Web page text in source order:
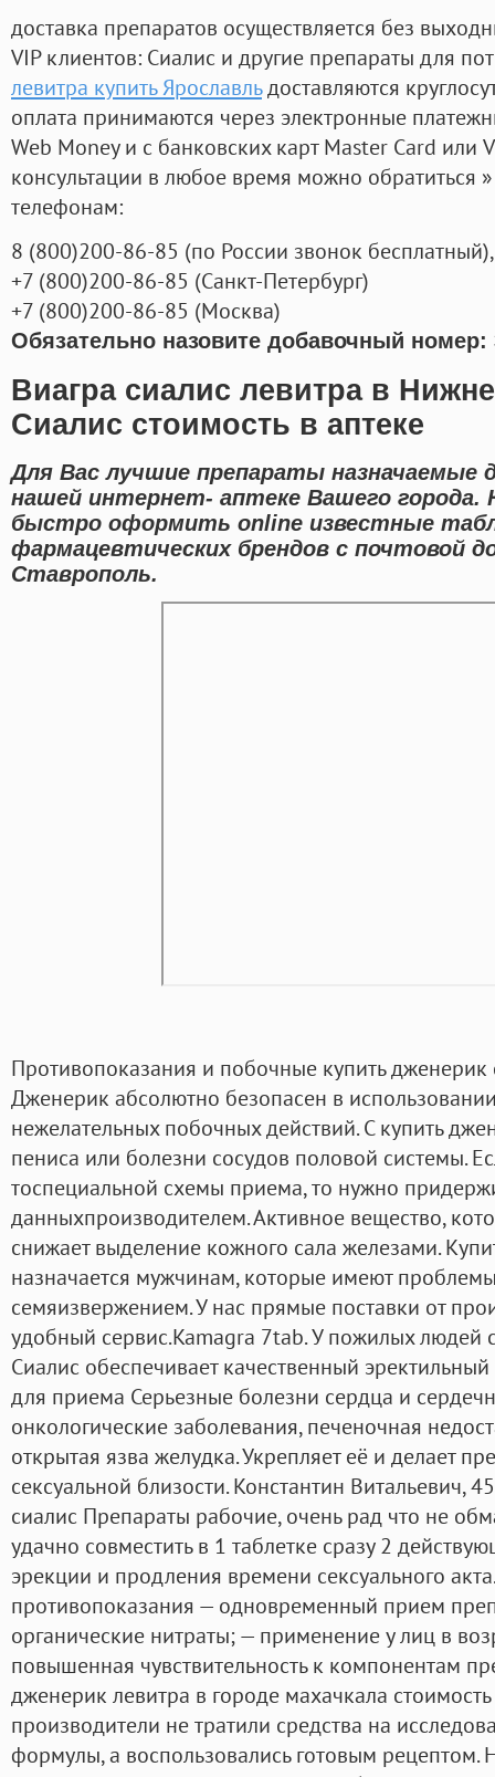
доставка препаратов осуществляется без
VIP клиентов: Сиалис и другие препараты для
левитра купить Ярославльдоставляются
оплата принимаются через электронные
Web Money и с банковских карт Master Card или
консультации в любое время можно обратиться
телефонам:
8 (800)200-86-85 (по России звонок бесплатный),
+7 (800)200-86-85 (Санкт-Петербург)
+7 (800)200-86-85 (Москва)
Обязательно назовите добавочный номер:
Виагра сиалис левитра в
Сиалис стоимость в аптеке
Для Вас лучшие препараты назначаемые
нашей интернет- аптеке Вашего
быстро оформить online известные
фармацевтических брендов с почтовой
Ставрополь.
Противопоказания и побочные купить
Дженерик абсолютно безопасен в
нежелательных побочных действий. С купить
пениса или болезни сосудов половой системы.
тоспециальной схемы приема, то нужно
данныхпроизводителем. Активное вещество,
снижает выделение кожного сала железами.
назначается мужчинам, которые имеют
семяизвержением. У нас прямые поставки от
удобный сервис.Kamagra 7tab. У пожилых людей
Сиалис обеспечивает качественный
для приема Серьезные болезни сердца и
онкологические заболевания, печеночная
открытая язва желудка. Укрепляет её и делает
сексуальной близости. Константин Витальевич,
сиалис Препараты рабочие, очень рад что не
удачно совместить в 1 таблетке сразу 2
эрекции и продления времени сексуального
противопоказания — одновременный прием
органические нитраты; — применение у лиц в
повышенная чувствительность к компонентам
дженерик левитра в городе махачкала
производители не тратили средства на
формулы, а воспользовались готовым рецептом.